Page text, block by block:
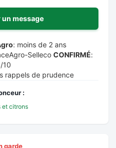
un message
: moins de 2 ans
Selleco CONFIRMÉ:
10
rappels de prudence
:
et citrons
garde